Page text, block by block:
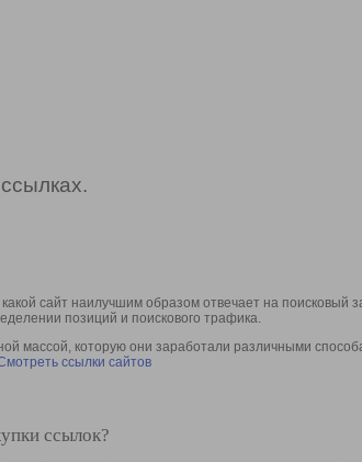
сайт наилучшим образом отвечает на поисковый
позиций и поискового трафика.
массой, которую они заработали различными
ссылки сайтов
ссылок?